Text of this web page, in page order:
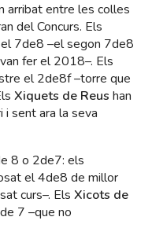
arribat entre les colles
del Concurs. Els
7de8 –el segon 7de8
fer el 2018–. Els
el 2de8f –torre que
Xiquets de Reus han
sent ara la seva
8 o 2de7: els
el 4de8 de millor
curs–. Els Xicots de
7 –que no